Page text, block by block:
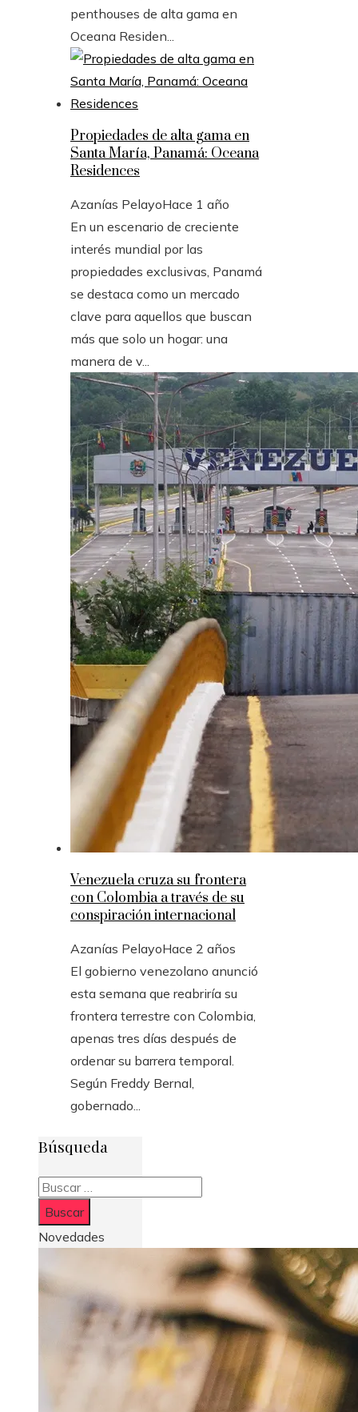
penthouses de alta gama en
Oceana Residen...
Propiedades de alta gama en
Santa María, Panamá: Oceana
Residences
Azanías PelayoHace 1 año
En un escenario de creciente
interés mundial por las
propiedades exclusivas, Panamá
se destaca como un mercado
clave para aquellos que buscan
más que solo un hogar: una
manera de v...
Venezuela cruza su frontera
con Colombia a través de su
conspiración internacional
Azanías PelayoHace 2 años
El gobierno venezolano anunció
esta semana que reabriría su
frontera terrestre con Colombia,
apenas tres días después de
ordenar su barrera temporal.
Según Freddy Bernal,
gobernado...
Búsqueda
Buscar:
Novedades